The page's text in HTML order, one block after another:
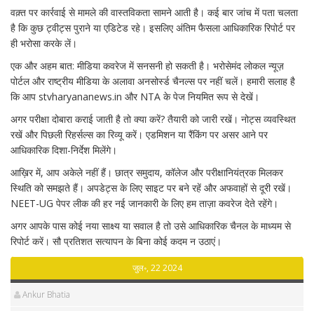
वक़्त पर कार्रवाई से मामले की वास्तविकता सामने आती है। कई बार जांच में पता चलता
है कि कुछ ट्वीट्स पुराने या एडिटेड रहे। इसलिए अंतिम फैसला आधिकारिक रिपोर्ट पर
ही भरोसा करके लें।
एक और अहम बात: मीडिया कवरेज में सनसनी हो सकती है। भरोसेमंद लोकल न्यूज़
पोर्टल और राष्ट्रीय मीडिया के अलावा अनसोर्स्ड चैनल्स पर नहीं चलें। हमारी सलाह है
कि आप stvharyananews.in और NTA के पेज नियमित रूप से देखें।
अगर परीक्षा दोबारा कराई जाती है तो क्या करें? तैयारी को जारी रखें। नोट्स व्यवस्थित
रखें और पिछली रिहर्सल्स का रिव्यू करें। एडमिशन या रैंकिंग पर असर आने पर
आधिकारिक दिशा-निर्देश मिलेंगे।
आख़िर में, आप अकेले नहीं हैं। छात्र समुदाय, कॉलेज और परीक्षानियंत्रक मिलकर
स्थिति को समझते हैं। अपडेट्स के लिए साइट पर बने रहें और अफवाहों से दूरी रखें।
NEET-UG पेपर लीक की हर नई जानकारी के लिए हम ताज़ा कवरेज देते रहेंगे।
अगर आपके पास कोई नया साक्ष्य या सवाल है तो उसे आधिकारिक चैनल के माध्यम से
रिपोर्ट करें। सौ प्रतिशत सत्यापन के बिना कोई कदम न उठाएं।
जुल॰, 22 2024
Ankur Bhatia